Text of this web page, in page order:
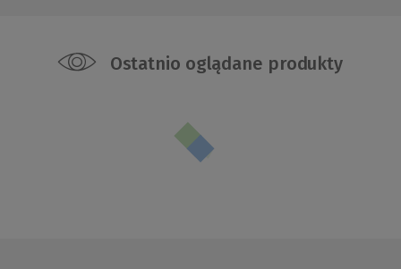
Ostatnio oglądane produkty